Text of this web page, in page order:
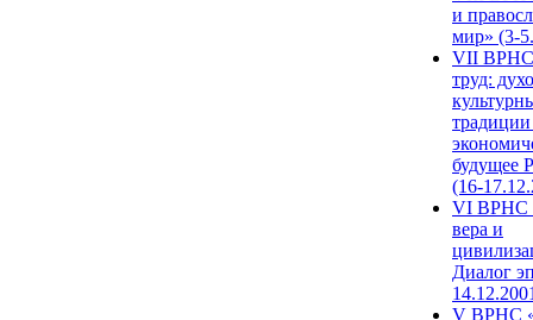
и
мир» (3-
VII ВРНС
труд:
будущее
(16-
VI ВРНС
вера и
Диалог
V ВРНС